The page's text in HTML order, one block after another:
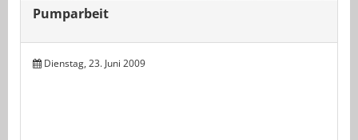
Pumparbeit
Dienstag, 23. Juni 2009